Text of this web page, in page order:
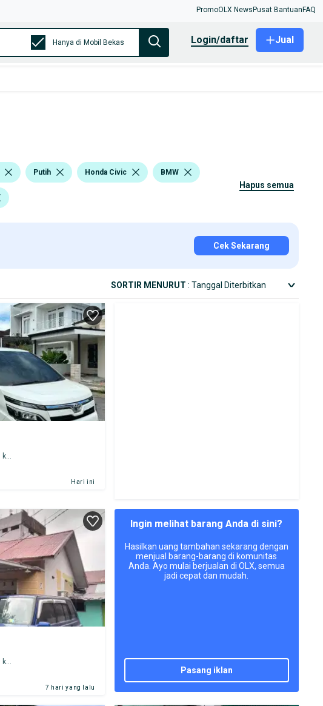
PromoOLX News Pusat Bantuan FAQ
Hanya di Mobil Bekas login/daftar Jual
Putih Honda Civic BMW
hapus semua
Cek Sekarang
SORTIR MENURUT : Tanggal Diterbitkan
2019 - 60.000-65.000 km
Hari ini
1994 - 10.000-15.000 km
7 hari yang lalu
Ingin melihat barang Anda di sini?
Hasilkan uang tambahan sekarang dengan
menjual barang-barang di komunitas
Anda. Ayo mulai berjualan di OLX, semua
jadi cepat dan mudah.
pasang iklan